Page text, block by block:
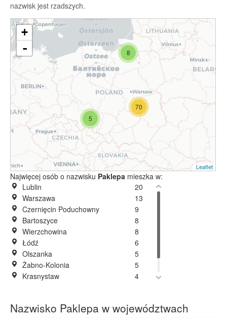
nazwisk jest rzadszych.
5
70
8
+
-
Leaflet
Najwięcej osób o nazwisku Paklepa mieszka w:
Lublin
20
Warszawa
13
Czernięcin Poduchowny
9
Bartoszyce
8
Wierzchowina
8
Łódź
6
Olszanka
5
Żabno-Kolonia
5
Krasnystaw
4
Nazwisko Paklepa w województwach